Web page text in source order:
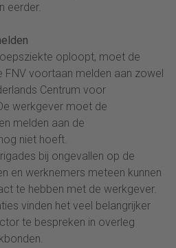
eerder.
oploopt, moet de
FNV voortaan melden aan zowel
Centrum voor
werkgever moet de
melden aan de
niet hoeft.
bij ongevallen op de
en werknemers meteen kunnen
te hebben met de werkgever.
vinden het veel belangrijker
te bespreken in overleg